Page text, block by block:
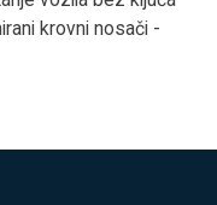
krovni nosači -